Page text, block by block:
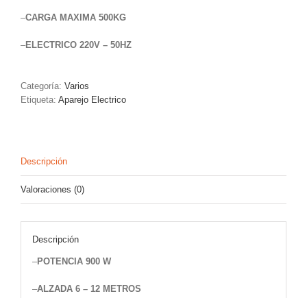
–CARGA MAXIMA 500KG
–ELECTRICO 220V – 50HZ
Categoría: Varios
Etiqueta: Aparejo Electrico
Descripción
Valoraciones (0)
Descripción
–POTENCIA 900 W
–ALZADA 6 – 12 METROS